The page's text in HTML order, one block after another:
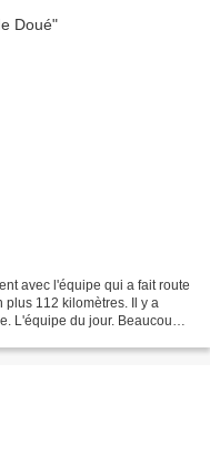
avec l'équipe qui a fait route
plus 112 kilomètres. Il y a
L'équipe du jour. Beaucoup